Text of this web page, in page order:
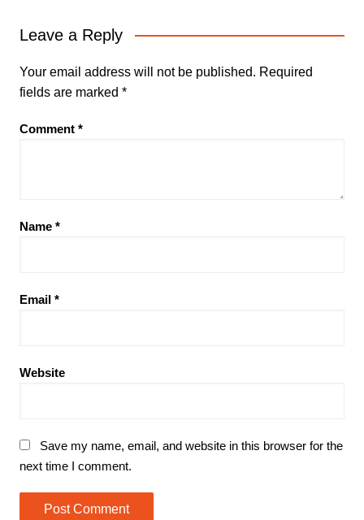
Leave a Reply
Your email address will not be published. Required
fields are marked *
Comment *
Name *
Email *
Website
Save my name, email, and website in this browser for the
next time I comment.